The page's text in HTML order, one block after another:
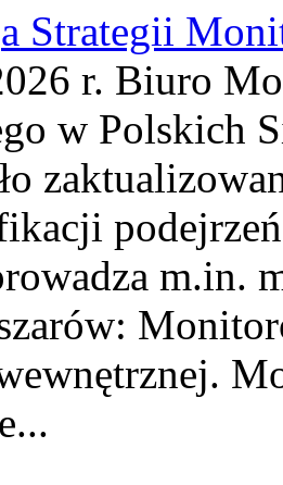
Strategii
r. Biuro
w Polskich
m.in.